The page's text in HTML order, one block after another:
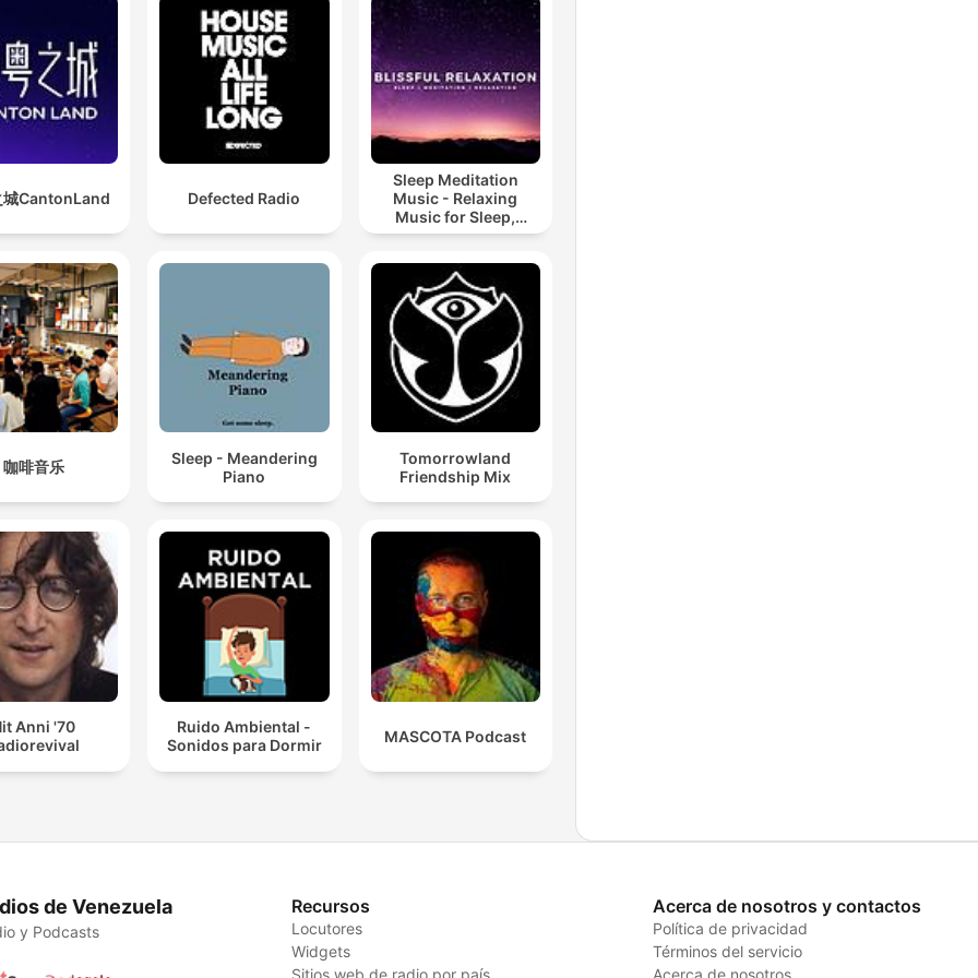
城CantonLand Defected Radio
Sleep Meditation
Music - Relaxing
Music for Sleep,
Meditation &
咖啡音乐
Sleep - Meandering
Piano
Tomorrowland
Friendship Mix
Anni '70
Ruido Ambiental -
Sonidos para Dormir
MASCOTA Podcast
de Venezuela
y Podcasts
Recursos
Locutores
Widgets
Sitios web de radio por país
Acerca de nosotros y contactos
Política de privacidad
Términos del servicio
Acerca de nosotros